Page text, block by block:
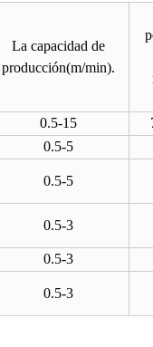
La capacidad de
producción(m/min).
0.5-15
0.5-5
0.5-5
0.5-3
0.5-3
0.5-3